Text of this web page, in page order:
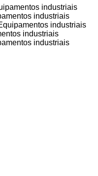
industriais
industriais
industriais
industriais
industriais